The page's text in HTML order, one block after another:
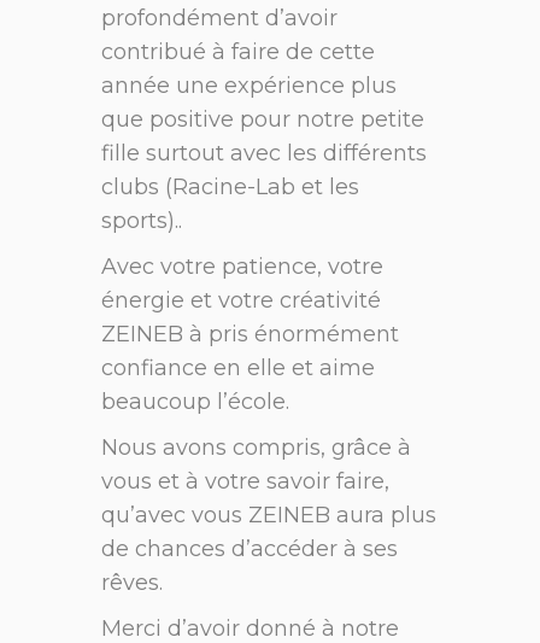
profondément d’avoir
contribué à faire de cette
année une expérience plus
que positive pour notre petite
fille surtout avec les différents
clubs (Racine-Lab et les
sports)..
Avec votre patience, votre
énergie et votre créativité
ZEINEB à pris énormément
confiance en elle et aime
beaucoup l’école.
Nous avons compris, grâce à
vous et à votre savoir faire,
qu’avec vous ZEINEB aura plus
de chances d’accéder à ses
rêves.
Merci d’avoir donné à notre